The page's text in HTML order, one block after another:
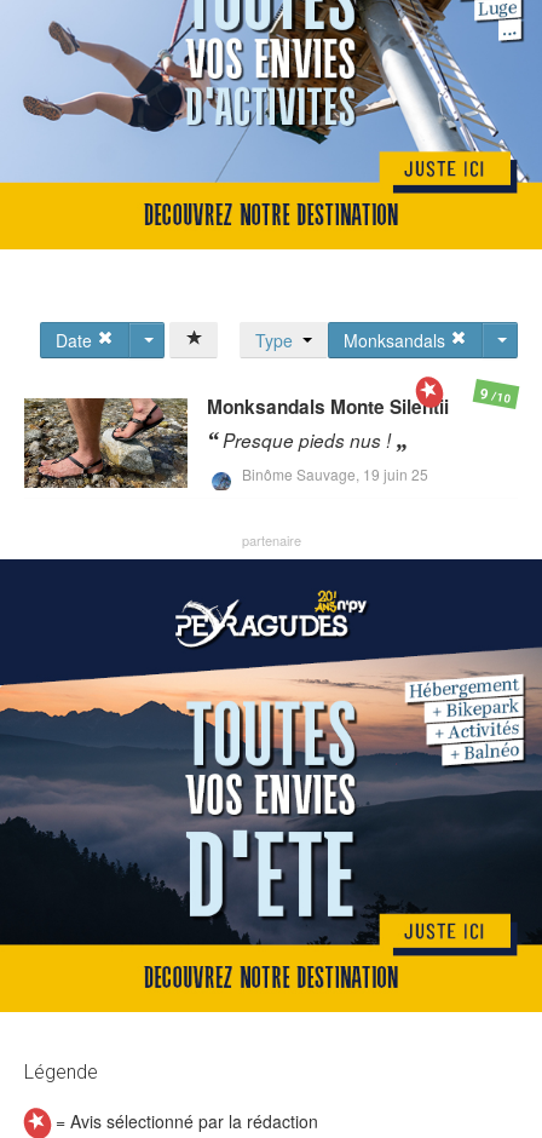
Date Monksandals
Type
Monksandals Monte Silentii
Presque pieds nus !
Binôme Sauvage, 19 juin 25
9/10
Légende
= Avis sélectionné par la rédaction